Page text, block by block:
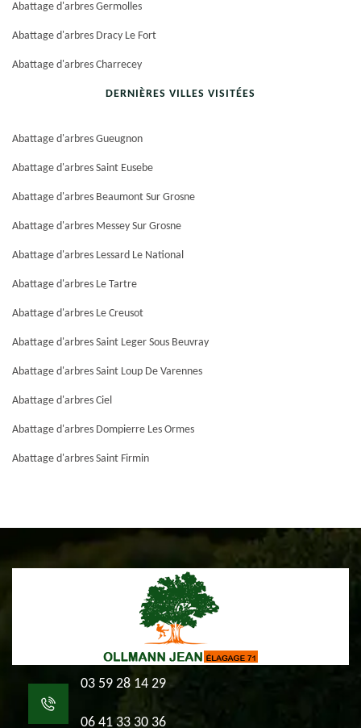
Abattage d'arbres Germolles
Abattage d'arbres Dracy Le Fort
Abattage d'arbres Charrecey
DERNIÈRES VILLES VISITÉES
Abattage d'arbres Gueugnon
Abattage d'arbres Saint Eusebe
Abattage d'arbres Beaumont Sur Grosne
Abattage d'arbres Messey Sur Grosne
Abattage d'arbres Lessard Le National
Abattage d'arbres Le Tartre
Abattage d'arbres Le Creusot
Abattage d'arbres Saint Leger Sous Beuvray
Abattage d'arbres Saint Loup De Varennes
Abattage d'arbres Ciel
Abattage d'arbres Dompierre Les Ormes
Abattage d'arbres Saint Firmin
03 59 28 14 29
06 41 33 30 36